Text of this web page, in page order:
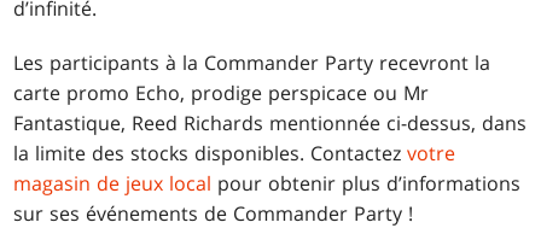
d’infinité.
Les participants à la Commander Party recevront la
carte promo Echo, prodige perspicace ou Mr
Fantastique, Reed Richards mentionnée ci-dessus, dans
la limite des stocks disponibles. Contactezvotre
magasin de jeux local pour obtenir plus d’informations
sur ses événements de Commander Party !